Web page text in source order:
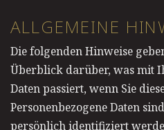
ALLGEMEINE
Die folgenden Hinweise
Überblick darüber, was mit
Daten passiert, wenn Sie
Personenbezogene Daten
persönlich identifiziert